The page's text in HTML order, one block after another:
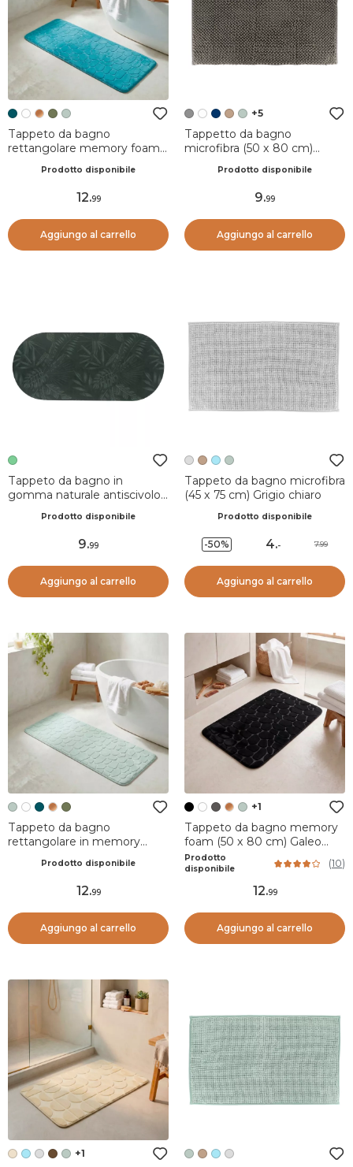
Tappeto da bagno
rettangolare memory foam
ottanioProdotto disponibile
12.99
Aggiungo al carrello
+5
Tappetto da bagno
microfibra (50 x 80 cm)
Prodotto disponibile
9.99
Aggiungo al carrello
Tappeto da bagno in
gomma naturale antiscivolo
Nature Verde
Prodotto disponibile
9.99
Aggiungo al carrello
Tappeto da bagno microfibra
(45 x 75 cm) Grigio chiaro
Prodotto disponibile
-50% 4.- 7.99
Aggiungo al carrello
Tappeto da bagno
rettangolare in memory
Verde eucalipto
Prodotto disponibile
12.99
Aggiungo al carrello
+1
Tappeto da bagno memory
foam (50 x 80 cm) Galeo
Nero
Prodotto
disponibile
(10)
12.99
Aggiungo al carrello
+1